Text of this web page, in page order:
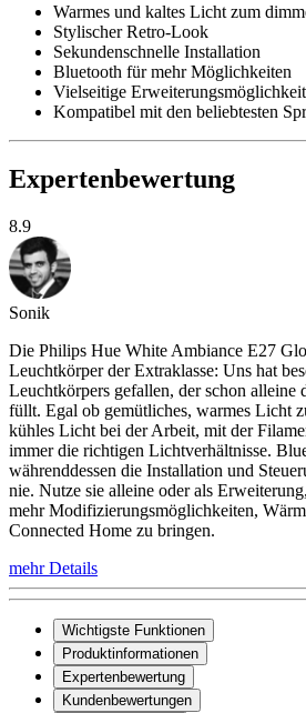
Warmes und kaltes Licht zum
Stylischer Retro-Look
Sekundenschnelle Installation
Bluetooth für mehr Möglichkeiten
Vielseitige
Kompatibel mit den beliebtesten
Expertenbewertung
8.9
Sonik
Die Philips Hue White Ambiance E27
Leuchtkörper der Extraklasse: Uns hat
Leuchtkörpers gefallen, der schon alleine
füllt. Egal ob gemütliches, warmes Licht
kühles Licht bei der Arbeit, mit der
immer die richtigen Lichtverhältnisse.
währenddessen die Installation und
nie. Nutze sie alleine oder als
mehr Modifizierungsmöglichkeiten,
Connected Home zu bringen.
mehr Details
Wichtigste Funktionen
Produktinformationen
Expertenbewertung
Kundenbewertungen